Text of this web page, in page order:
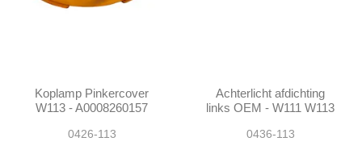
Koplamp Pinkercover
W113 - A0008260157
0426-113
Achterlicht afdichting
links OEM - W111 W113
0436-113